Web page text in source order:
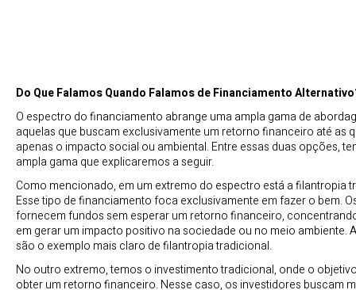
Do Que Falamos Quando Falamos de Financiamento
O espectro do financiamento abrange uma ampla gama de
aquelas que buscam exclusivamente um retorno financeiro até as
apenas o impacto social ou ambiental. Entre essas duas opções,
ampla gama que explicaremos a seguir.
Como mencionado, em um extremo do espectro está a filantropia
Esse tipo de financiamento foca exclusivamente em fazer o bem.
fornecem fundos sem esperar um retorno financeiro,
em gerar um impacto positivo na sociedade ou no meio ambiente.
são o exemplo mais claro de filantropia tradicional.
No outro extremo, temos o investimento tradicional, onde o
obter um retorno financeiro. Nesse caso, os investidores buscam